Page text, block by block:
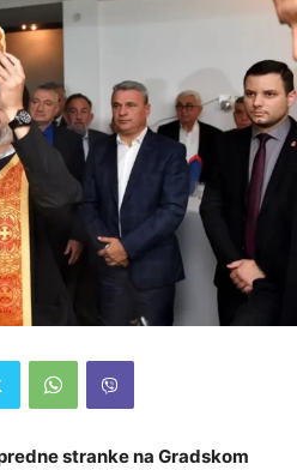
stranke na Gradskom